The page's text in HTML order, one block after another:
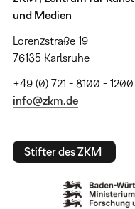
und Medien
Lorenzstraße 19
76135 Karlsruhe
+49 (0) 721 - 8100 - 1200
info@zkm.de
Stifter des ZKM